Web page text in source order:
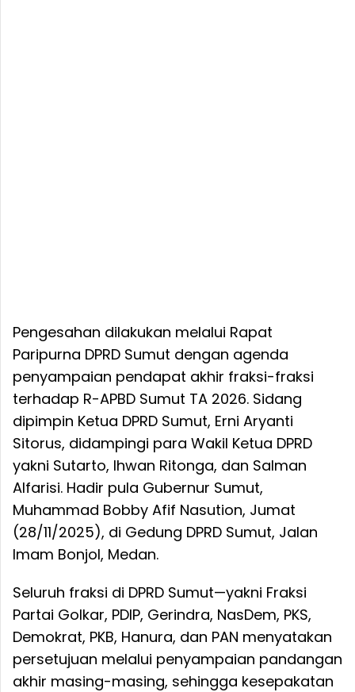
Pengesahan dilakukan melalui Rapat
Paripurna DPRD Sumut dengan agenda
penyampaian pendapat akhir fraksi-fraksi
terhadap R-APBD Sumut TA 2026. Sidang
dipimpin Ketua DPRD Sumut, Erni Aryanti
Sitorus, didampingi para Wakil Ketua DPRD
yakni Sutarto, Ihwan Ritonga, dan Salman
Alfarisi. Hadir pula Gubernur Sumut,
Muhammad Bobby Afif Nasution, Jumat
(28/11/2025), di Gedung DPRD Sumut, Jalan
Imam Bonjol, Medan.
Seluruh fraksi di DPRD Sumut—yakni Fraksi
Partai Golkar, PDIP, Gerindra, NasDem, PKS,
Demokrat, PKB, Hanura, dan PAN menyatakan
persetujuan melalui penyampaian pandangan
akhir masing-masing, sehingga kesepakatan